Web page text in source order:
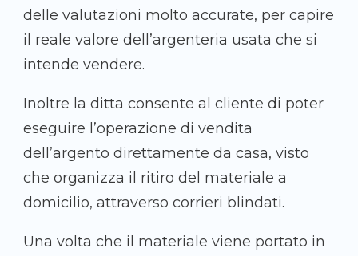
delle valutazioni molto accurate, per capire
il reale valore dell’argenteria usata che si
intende vendere.
Inoltre la ditta consente al cliente di poter
eseguire l’operazione di vendita
dell’argento direttamente da casa, visto
che organizza il ritiro del materiale a
domicilio, attraverso corrieri blindati.
Una volta che il materiale viene portato in